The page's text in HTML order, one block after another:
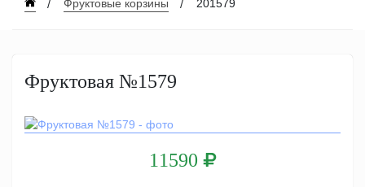
Фруктовые корзины 201579
Фруктовая №1579
11590